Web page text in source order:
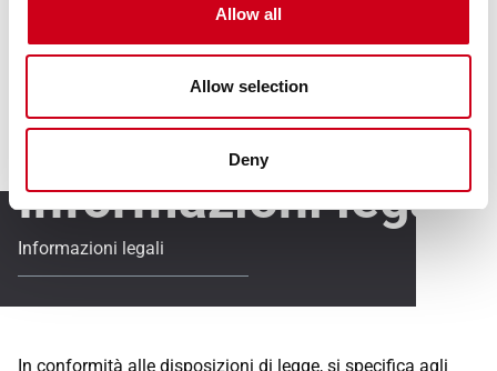
Allow all
Allow selection
Deny
Informazioni legali
Informazioni legali
In conformità alle disposizioni di legge, si specifica agli